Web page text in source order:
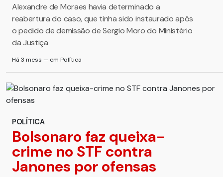
Alexandre de Moraes havia determinado a
reabertura do caso, que tinha sido instaurado após
o pedido de demissão de Sergio Moro do Ministério
da Justiça
Há 3 mess — em Política
POLÍTICA
Bolsonaro faz queixa-
crime no STF contra
Janones por ofensas